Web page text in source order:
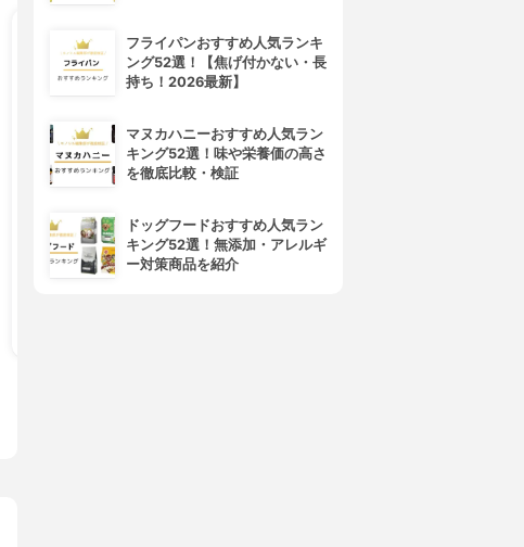
d program(d プログラム)
バイタライジング＆クリア ロ
ALBION(アルビオン)
フライパンおすすめ人気ランキ
ング52選！【焦げ付かない・長
持ち！2026最新】
マヌカハニーおすすめ人気ラン
キング52選！味や栄養価の高さ
を徹底比較・検証
ドッグフードおすすめ人気ラン
キング52選！無添加・アレルギ
ー対策商品を紹介